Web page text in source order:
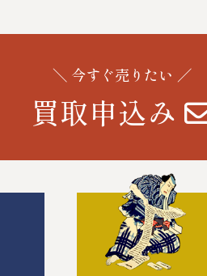
＼ 今すぐ売りたい ／
買取申込み